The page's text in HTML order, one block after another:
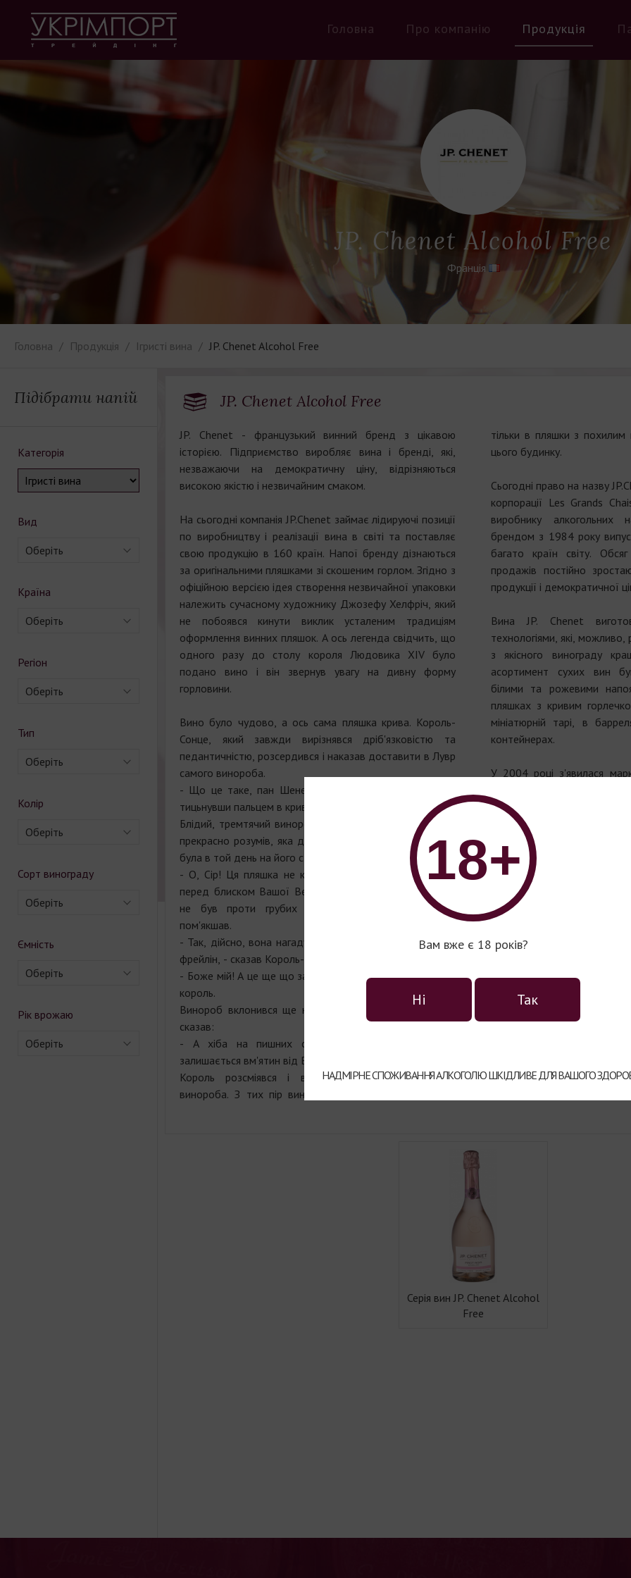
18+
Вам вже є 18 років?
Ні Так
НАДМІРНЕ СПОЖИВАННЯ АЛКОГОЛЮ ШКІДЛИВЕ ДЛЯ ВАШОГО
Головна Про компанію Продукція
JP. Chenet Alcohol Free
Франція
Головна Продукція Ігристі вина JP. Chenet Alcohol Free
Підібрати напій
Категорія
Вид
Оберіть
Країна
Оберіть
Регіон
Оберіть
Тип
Оберіть
Колір
Оберіть
Сорт винограду
Оберіть
Ємність
Оберіть
Рік врожаю
Оберіть
JP. Chenet Alcohol Free
JP. Chenet - французький винний бренд з цікавою
історією. Підприємство виробляє вина і бренді, які,
незважаючи на демократичну ціну, відрізняються
високою якістю і незвичайним смаком.
На сьогодні компанія JP.Chenet займає лідируючі позиції
по виробництву і реалізації вина в світі та поставляє
свою продукцію в 160 країн. Напої бренду дізнаються
за оригінальними пляшками зі скошеним горлом. Згідно з
офіційною версією ідея створення незвичайної упаковки
належить сучасному художнику Джозефу Хелфріч, який
не побоявся кинути виклик усталеним традиціям
оформлення винних пляшок. А ось легенда свідчить, що
одного разу до столу короля Людовика XIV було
подано вино і він звернув увагу на дивну форму
горловини.
Вино було чудово, а ось сама пляшка крива. Король-
Сонце, який завжди вирізнявся дріб'язковістю та
педантичністю, розсердився і наказав доставити в Лувр
самого винороба.
- Що це таке, пан Шене? - суворо запитав Людовик,
тицьнувши пальцем в криву пляшку.
Блідий, тремтячий винороб не знав, що відповісти. Він
прекрасно розумів, яка доля чекає на нього. Але удача
була в той день на його стороні - його раптом осінило!!!
- О, Сір! Ця пляшка не крива, вона просто схиляється
перед блиском Вашої Величності. Людовик XIV ніколи
не був проти грубих лестощів підданих і трохи
пом'якшав.
- Так, дійсно, вона нагадує мені поклон наших чарівних
фрейлін, - сказав Король-Сонце.
- Боже мій! А це ще що за вм'ятина ?! - не вгамовувався
король.
Винороб вклонився ще нижче і хитро примружившись
сказав:
- А хіба на пишних спідницях Ваших фрейлін не
залишається вм'ятин від Ваших ніжних дотиків?
Король розсміявся і велів нагородити дотепного
винороба. З тих пір вина від JP.Chenet розливаються
тільки в пляшки з
цього будинку.
Сьогодні право на назву
корпорації Les Grands
виробнику
брендом з 1984 року
багато країн світу.
продажів постійно
продукції і демократичної
Вина JP. Chenet
технологіями, які,
з якісного винограду
асортимент сухих вин
білими та рожевими
пляшках з кривим
мініатюрній тарі, в
контейнерах.
У 2004 році з'явилася
об'ємом 0,75 та 0,25 л. У
класичний
ароматизованим вином,
Fashion.
Головна особливість
горлечком і великим
1984 році до випуску
У 2005 році на ній
бренду для всієї колекції
пляшка крива, вино зручно
Вина марки виробляють з
вирощують в Південно-
основному - в
асортименті бренду білі,
Серія вин JP. Chenet Alcohol
Free